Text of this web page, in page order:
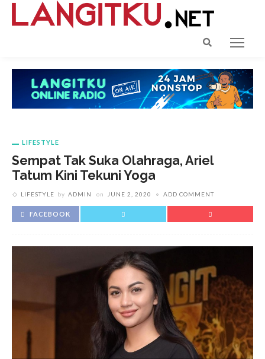
LIFESTYLE
Sempat Tak Suka Olahraga, Ariel
Tatum Kini Tekuni Yoga
LIFESTYLE by ADMIN on JUNE 2, 2020 ADD COMMENT
FACEBOOK